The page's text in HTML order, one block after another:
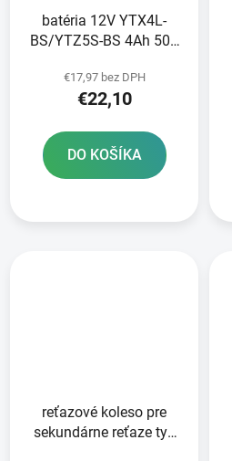
batéria 12V YTX4L-
BS/YTZ5S-BS 4Ah 50A
113x70x85 FULBAT
vrátane balenia
€17,97 bez DPH
€22,10
DO KOŠÍKA
reťazové koleso pre
sekundárne reťaze typ